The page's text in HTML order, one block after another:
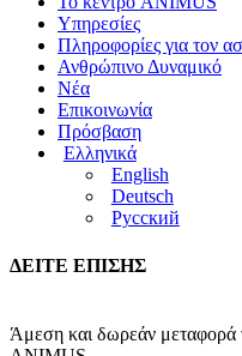
Υπηρεσίες
Πληροφορίες για τον
Ανθρώπινο Δυναμικό
Νέα
Επικοινωνία
Πρόσβαση
Ελληνικά
English
Deutsch
Русский
ΔΕΙΤΕ ΕΠΙΣΗΣ
Άμεση και δωρεάν μεταφορά